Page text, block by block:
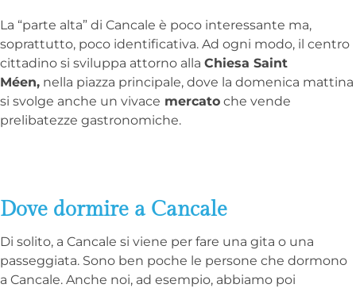
La “parte alta” di Cancale è poco interessante ma,
soprattutto, poco identificativa. Ad ogni modo, il centro
cittadino si sviluppa attorno alla Chiesa Saint
Méen, nella piazza principale, dove la domenica mattina
si svolge anche un vivace mercato che vende
prelibatezze gastronomiche.
Dove dormire a Cancale
Di solito, a Cancale si viene per fare una gita o una
passeggiata. Sono ben poche le persone che dormono
a Cancale. Anche noi, ad esempio, abbiamo poi